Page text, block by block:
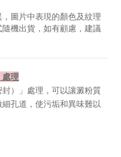
圖片中表現的顏色及紋理
機出貨，如有顧慮，建議
處理
）」處理，可以讓澱粉質
孔道，使污垢和異味難以